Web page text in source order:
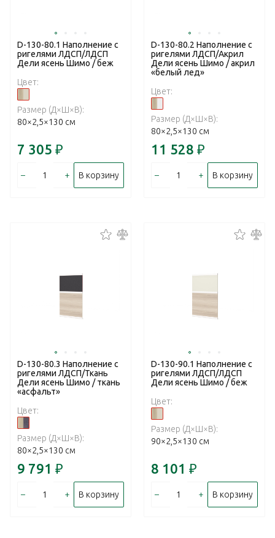
D-130-80.1 Наполнение с
ригелями ЛДСП/ЛДСП
Дели ясень Шимо / беж
Цвет:
Размер (Д×Ш×В):
80×2,5×130 см
7 305 ₽
– + В корзину
D-130-80.2 Наполнение с
ригелями ЛДСП/Акрил
Дели ясень Шимо / акрил
«белый лед»
Цвет:
Размер (Д×Ш×В):
80×2,5×130 см
11 528 ₽
– + В корзину
D-130-80.3 Наполнение с
ригелями ЛДСП/Ткань
Дели ясень Шимо / ткань
«асфальт»
Цвет:
Размер (Д×Ш×В):
80×2,5×130 см
9 791 ₽
– + В корзину
D-130-90.1 Наполнение с
ригелями ЛДСП/ЛДСП
Дели ясень Шимо / беж
Цвет:
Размер (Д×Ш×В):
90×2,5×130 см
8 101 ₽
– + В корзину